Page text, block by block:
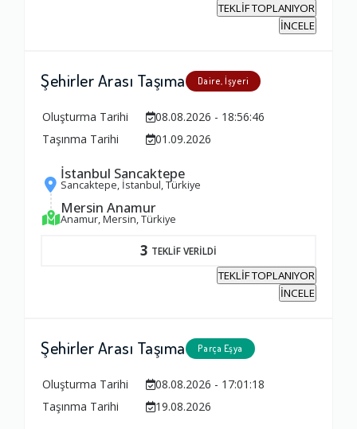
TEKLİF TOPLANIYOR
İNCELE
Şehirler Arası Taşıma Daire, İşyeri
Oluşturma Tarihi
08.08.2026 - 18:56:46
Taşınma Tarihi
01.09.2026
İstanbul Sancaktepe
Sancaktepe, İstanbul, Türkiye
Mersin Anamur
Anamur, Mersin, Türkiye
3 TEKLİF VERİLDİ
TEKLİF TOPLANIYOR
İNCELE
Şehirler Arası Taşıma Parça Eşya
Oluşturma Tarihi
08.08.2026 - 17:01:18
Taşınma Tarihi
19.08.2026